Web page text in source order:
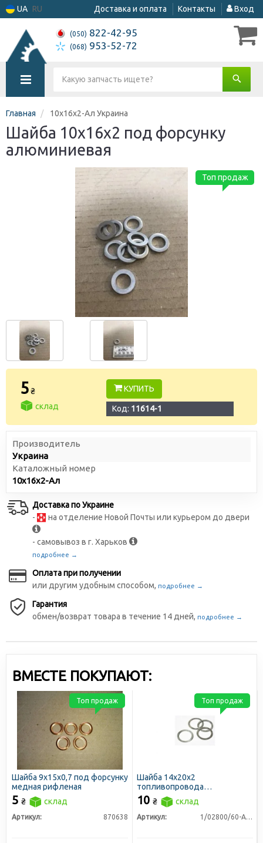
UA RU Доставка и оплата Контакты Вход
(050) 822-42-95
(068) 953-52-72
Главная 10х16х2-Ал Украина
Шайба 10х16х2 под форсунку
алюминиевая
Топ продаж
5₴
склад
КУПИТЬ
Код: 11614-1
Производитель
Украина
Каталожный номер
10х16х2-Ал
Доставка по Украине
-
на отделение Новой Почты или курьером до двери
- самовывоз в г. Харьков
подробнее →
Оплата при получении
или другим удобным способом, подробнее →
Гарантия
обмен/возврат товара в течение 14 дней, подробнее →
ВМЕСТЕ ПОКУПАЮТ:
Шайба 9х15х0,7 под форсунку
медная рифленая
5 ₴ склад
Артикул: 870638
Топ продаж
Шайба 14х20х2
топливопровода
алюминиевая
10 ₴ склад
Артикул: 1/02800/60-Ал-01
Топ продаж